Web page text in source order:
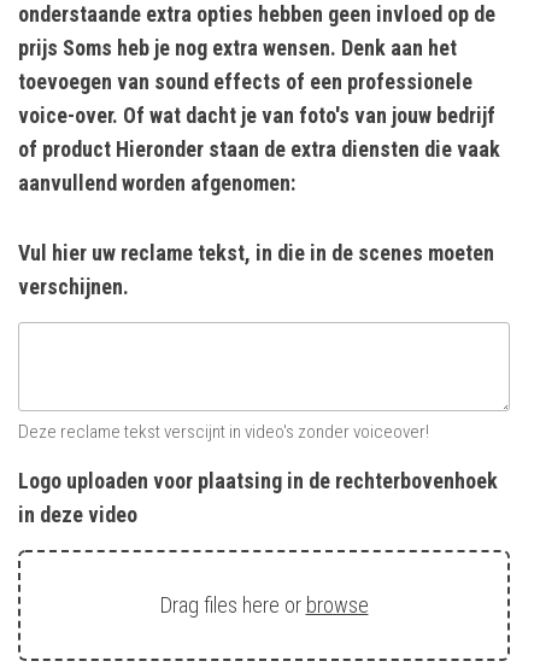
onderstaande extra opties hebben geen invloed op de
prijs Soms heb je nog extra wensen. Denk aan het
toevoegen van sound effects of een professionele
voice-over. Of wat dacht je van foto's van jouw bedrijf
of product Hieronder staan de extra diensten die vaak
aanvullend worden afgenomen:
Vul hier uw reclame tekst, in die in de scenes moeten
verschijnen.
Deze reclame tekst verscijnt in video's zonder voiceover!
Logo uploaden voor plaatsing in de rechterbovenhoek
in deze video
Drag files here or browse